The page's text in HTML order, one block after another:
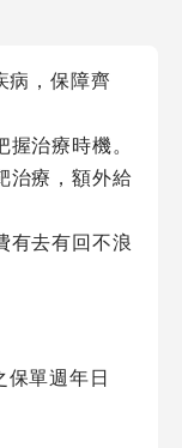
病，保障齊
治療時機。
治療，額外給
有去有回不浪
單週年日